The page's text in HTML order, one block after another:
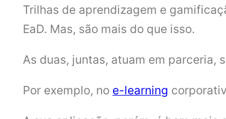
Trilhas de aprendizagem e
EaD. Mas, são mais do que isso.
As duas, juntas, atuam em parceria,
Por exemplo, no e-learning